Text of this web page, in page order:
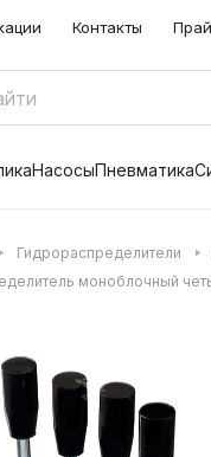
Контакты
НасосыПневматика
Гидрораспределители
моноблочный